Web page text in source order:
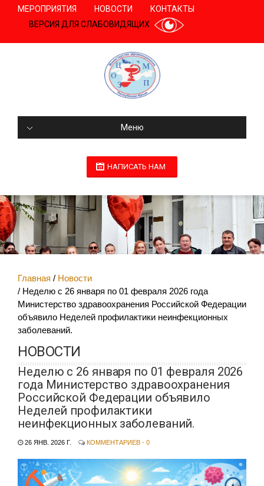
МЕРОПРИЯТИЯ НОВОСТИ
КОНТАКТЫ
ВЕРСИЯ ДЛЯ СЛАБОВИДЯЩИХ
Меню
НАПИСАТЬ НАМ
Главная
Новости
Неделю с 26 января по 01 февраля 2026 года
Министерство здравоохранения Российской Федерации
объявило Неделей профилактики неинфекционных
заболеваний.
НОВОСТИ
Неделю с 26 января по 01 февраля 2026
года Министерство здравоохранения
Российской Федерации объявило
Неделей профилактики
неинфекционных заболеваний.
26 ЯНВ. 2026 Г. КОММЕНТАРИЕВ - 0